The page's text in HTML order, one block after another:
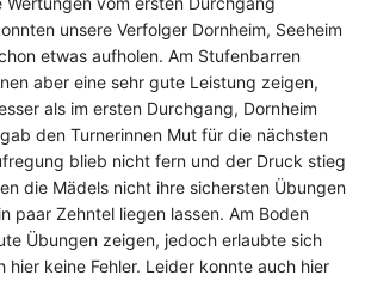
unsere Verfolger Dornheim, Seeheim
etwas aufholen. Am Stufenbarren
aber eine sehr gute Leistung zeigen,
als im ersten Durchgang, Dornheim
den Turnerinnen Mut für die nächsten
blieb nicht fern und der Druck stieg
die Mädels nicht ihre sichersten Übungen
paar Zehntel liegen lassen. Am Boden
Übungen zeigen, jedoch erlaubte sich
hier keine Fehler. Leider konnte auch hier